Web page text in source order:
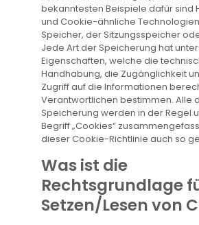
bekanntesten Beispiele dafür sind
und Cookie-ähnliche
Speicher, der Sitzungsspeicher
Jede Art der Speicherung hat
Eigenschaften, welche die
Handhabung, die Zugänglichkeit
Zugriff auf die Informationen
Verantwortlichen bestimmen. Alle
Speicherung werden in der Regel
Begriff „Cookies“
dieser Cookie-Richtlinie auch so
Was ist die
Rechtsgrundlage
Setzen/Lesen von